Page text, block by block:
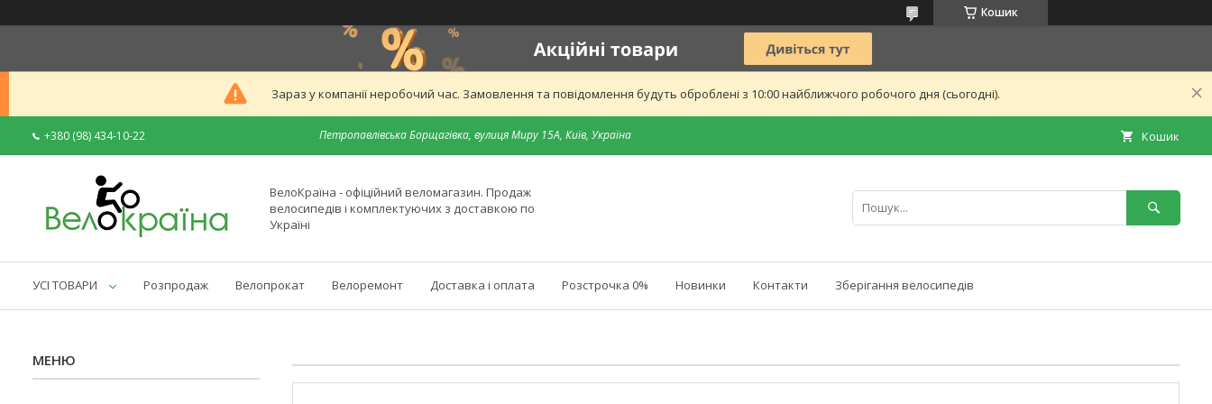
Кошик
Зараз у компанії неробочий час. Замовлення та повідомлення будуть оброблені з 10:00 найближчого робочого дня (сьогодні).
+380 (98) 434-10-22 Петропавлівська Борщагівка, вулиця Миру 15А, Київ, Україна Кошик
ВелоКраїна - офіційний веломагазин. Продаж
велосипедів і комплектуючих з доставкою по
Україні
УСІ ТОВАРИ Розпродаж Велопрокат Велоремонт Доставка і оплата Розстрочка 0% Новинки Контакти Зберігання велосипедів